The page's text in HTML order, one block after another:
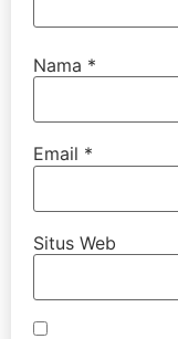
Nama *
Email *
Situs Web